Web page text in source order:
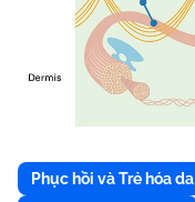
Phục hồi và Trẻ hóa da